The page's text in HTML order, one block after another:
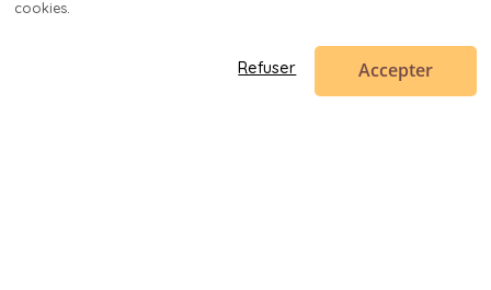
cookies.
Refuser Accepter